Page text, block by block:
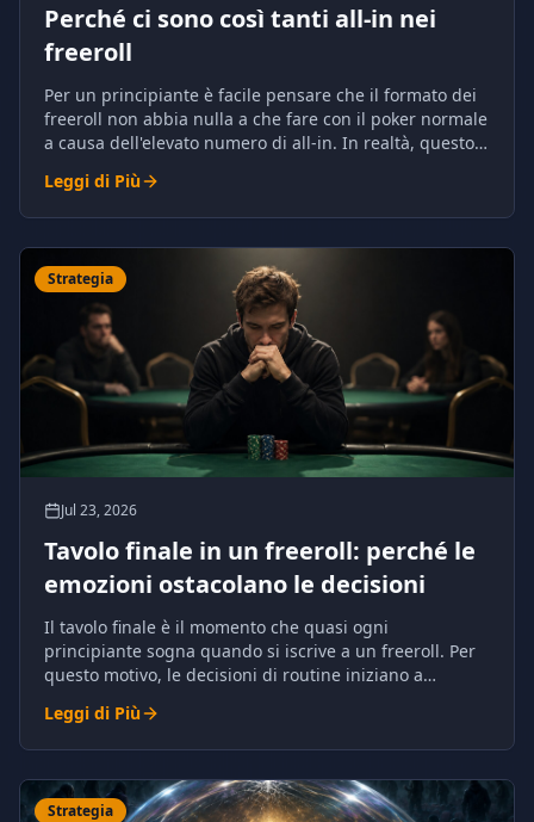
Perché ci sono così tanti all-in nei
freeroll
Per un principiante è facile pensare che il formato dei
freeroll non abbia nulla a che fare con il poker normale
a causa dell'elevato numero di all-in. In realtà, questo
naturale per il poker.
Leggi di Più
Strategia
Jul 23, 2026
Tavolo finale in un freeroll: perché le
emozioni ostacolano le decisioni
Il tavolo finale è il momento che quasi ogni
principiante sogna quando si iscrive a un freeroll. Per
questo motivo, le decisioni di routine iniziano a
Leggi di Più
Strategia